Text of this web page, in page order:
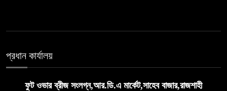
প্রধান কার্যালয়
ফুট ওভার ব্রীজ সংলগ্ন,আর.ডি.এ মার্কেট,সাহেব বাজার,রাজশাহী